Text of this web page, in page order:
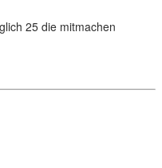
25 die mitmachen